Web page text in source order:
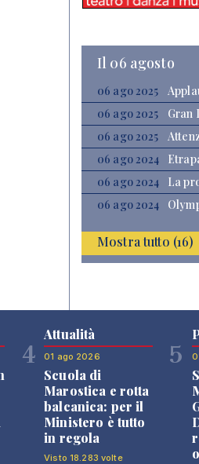
Il 06 agosto
06 ago 2025
06 ago 2025
Gran
06 ago 2025
06 ago 2024
06 ago 2024
La
06 ago 2024
Mostra tutto (16)
4
Attualità
01 ago 2026
Scuola di
Marostica e rotta
balcanica: per il
Ministero è tutto
in regola
Visto 18.283 volte
5